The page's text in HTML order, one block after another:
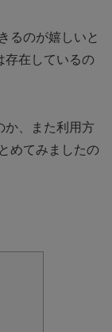
るのが嬉しいと
存在しているの
か、また利用方
めてみましたの